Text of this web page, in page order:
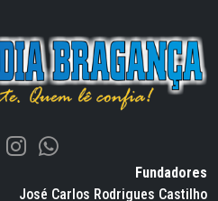
Fundadores
José Carlos Rodrigues Castilho